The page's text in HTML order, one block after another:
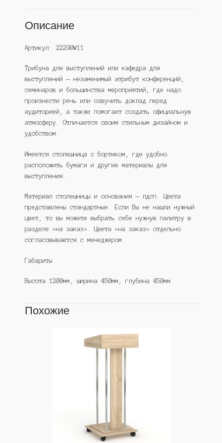
Описание
Артикул: 22290W11
Трибуна для выступлений или кафедра для
выступлений — незаменимый атрибут конференций,
семинаров и большинства мероприятий, где надо
произнести речь или озвучить доклад перед
аудиторией, а также помогает создать официальную
атмосферу. Отличается своим стильным дизайном и
удобством.
Имеется столешница с бортиком, где удобно
расположить бумаги и другие материалы для
выступления.
Материал столешницы и основания — лдсп. Цвета
представлены стандартные. Если Вы не нашли нужный
цвет, то вы можете выбрать себе нужную палитру в
разделе «на заказ». Цвета «на заказ» отдельно
согласовываются с менеджером.
Габариты
Высота 1200мм, ширина 450мм, глубина 450мм.
Похожие